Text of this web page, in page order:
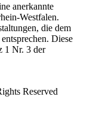
anerkannte
Westfalen.
die dem
Diese
1 Nr. 3 der
Reserved